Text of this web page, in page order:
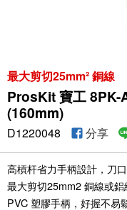
最大剪切25mm² 銅線
ProsKit 寶工 8PK-
(160mm)
D1220048 分享
高槓杆省力手柄設計，刀
最大剪切25mm2 銅線或鋁
PVC 塑膠手柄，好握不易